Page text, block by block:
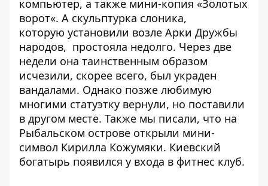
компьютер, а также мини-копия «Золотых
ворот«. А скульптурка слоника,
которую установили возле Арки Дружбы
народов, простояла недолго. Через две
недели она таинственным образом
исчезили, скорее всего, был украден
вандалами. Однако позже любимую
многими статуэтку вернули, но поставили
в другом месте. Также мы писали, что на
Рыбальском острове открыли мини-
символ Кирилла Кожумяки. Киевский
богатырь появился у входа в фитнес клуб.